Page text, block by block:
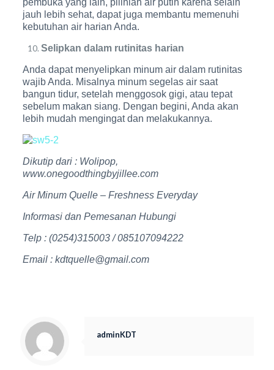
pembuka yang lain, pilihlah air putih karena selain
jauh lebih sehat, dapat juga membantu memenuhi
kebutuhan air harian Anda.
Selipkan dalam rutinitas harian
Anda dapat menyelipkan minum air dalam rutinitas
wajib Anda. Misalnya minum segelas air saat
bangun tidur, setelah menggosok gigi, atau tepat
sebelum makan siang. Dengan begini, Anda akan
lebih mudah mengingat dan melakukannya.
Dikutip dari : Wolipop,
www.onegoodthingbyjillee.com
Air Minum Quelle – Freshness Everyday
Informasi dan Pemesanan Hubungi
Telp : (0254)315003 / 085107094222
Email : kdtquelle@gmail.com
adminKDT